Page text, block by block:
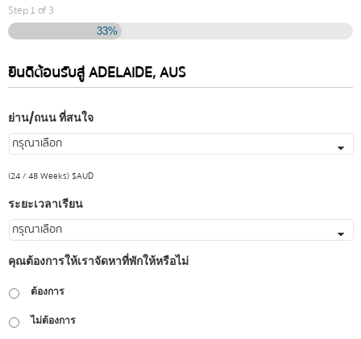
Step1of 3
33%
ยินดีต้อนรับสู่ ADELAIDE, AUS
ย่าน/ถนน ที่สนใจ
(24 / 48 Weeks) $AUD
ระยะเวลาเรียน
คุณต้องการให้เราจัดหาที่พักให้หรือไม่
ต้องการ
ไม่ต้องการ